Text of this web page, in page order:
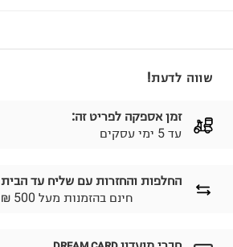
שווה לדעת!
זמן אספקה לפריט זה:
עד 5 ימי עסקים
החלפות והחזרות עם שליח עד הבית
₪ חינם בהזמנות מעל 500